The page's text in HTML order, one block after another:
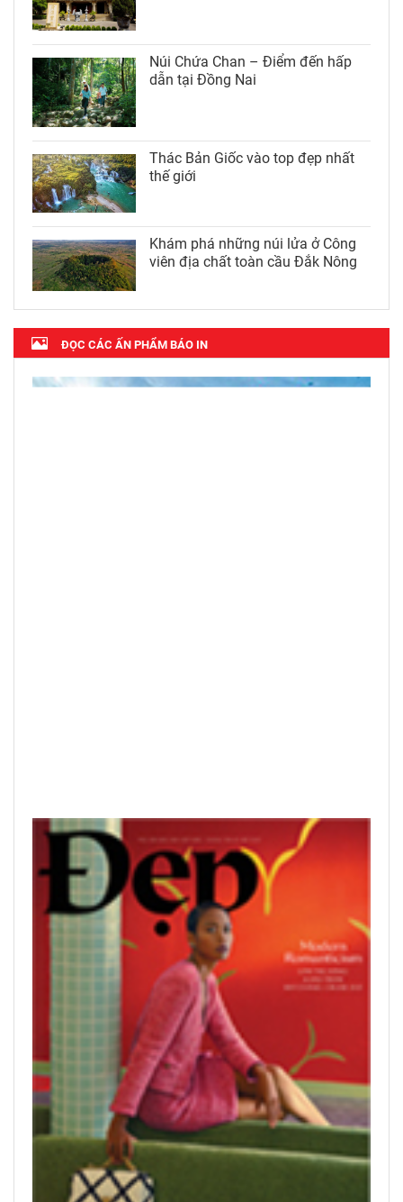
Núi Chứa Chan – Điểm đến hấp
dẫn tại Đồng Nai
Thác Bản Giốc vào top đẹp nhất
thế giới
Khám phá những núi lửa ở Công
viên địa chất toàn cầu Đắk Nông
ĐỌC CÁC ẤN PHẨM BÁO IN